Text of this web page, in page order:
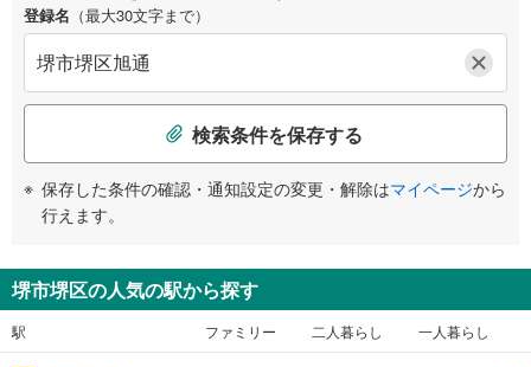
登録名 （最大30文字まで）
検索条件を保存する
保存した条件の確認・通知設定の変更・解除はマイページから
行えます。
堺市堺区の人気の駅から探す
駅 ファミリー 二人暮らし 一人暮らし